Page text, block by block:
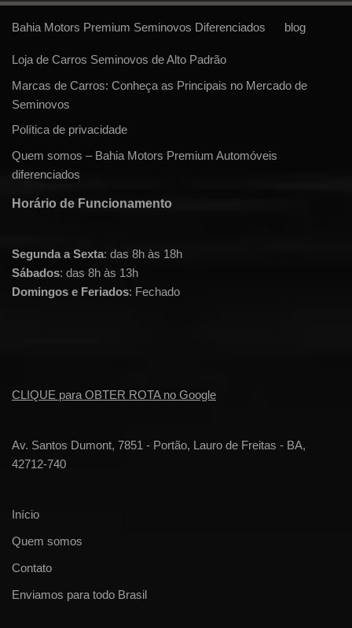
Bahia Motors Premium Seminovos Diferenciados blog
Loja de Carros Seminovos de Alto Padrão
Marcas de Carros: Conheça as Principais no Mercado de
Seminovos
Política de privacidade
Quem somos – Bahia Motors Premium Automóveis
diferenciados
Horário de Funcionamento
Segunda a Sexta: das 8h às 18h
Sábados: das 8h às 13h
Domingos e Feriados: Fechado
CLIQUE para OBTER ROTA no Google
Av. Santos Dumont, 7851 - Portão, Lauro de Freitas - BA,
42712-740
Início
Quem somos
Contato
Enviamos para todo Brasil